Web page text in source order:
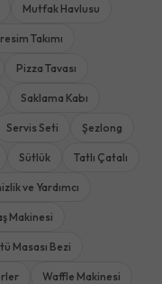
Mutfak Havlusu
Takımı
Pizza Tavası
Saklama Kabı
Servis Seti Şezlong
Sütlük Tatlı Çatalı
ve Yardımcı
Makinesi
Masası Bezi
Waffle Makinesi